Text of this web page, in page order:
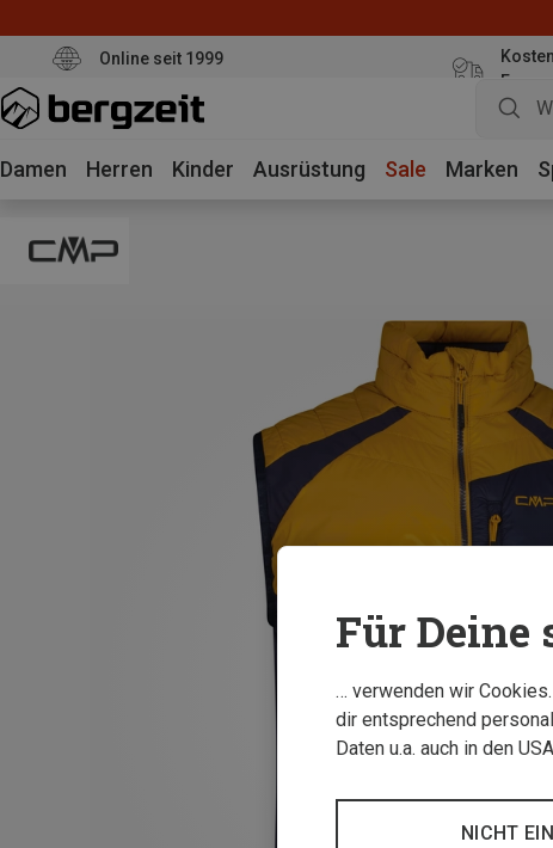
Online seit 1999
Euro
Damen Herren Kinder Ausrüstung Sale Marken
Für Deine
… verwenden wir
dir entsprechend
Daten u.a. auch in den
NICHT